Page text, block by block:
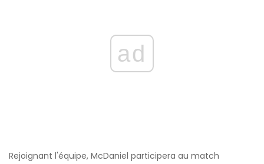
ad
Rejoignant l'équipe, McDaniel participera au match